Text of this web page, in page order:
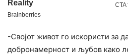
-Својот живот го искористи за да
добронамерност и љубов како